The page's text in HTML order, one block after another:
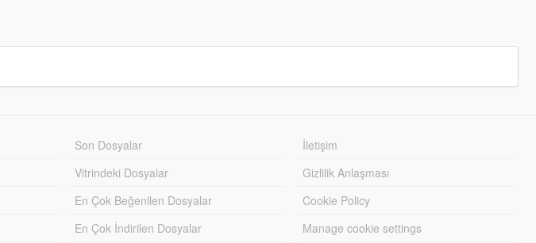
Son Dosyalar
Vitrindeki Dosyalar
En Çok Beğenilen Dosyalar
En Çok İndirilen Dosyalar
İletişim
Gizlilik Anlaşması
Cookie Policy
Manage cookie settings